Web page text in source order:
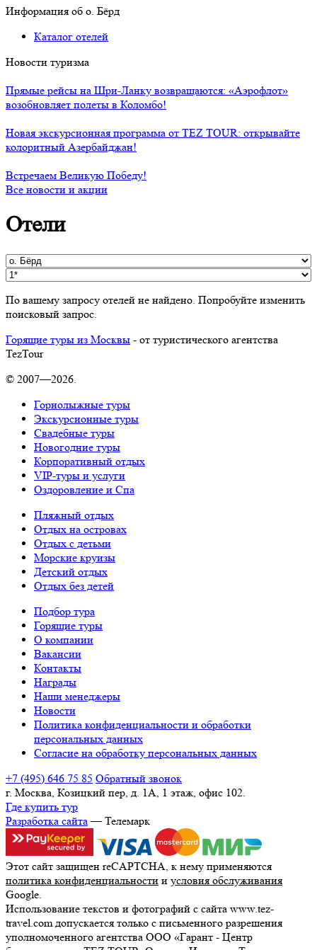
Информация об о. Бёрд
Каталог отелей
Новости туризма
Прямые рейсы на Шри-Ланку возвращаются: «Аэрофлот»
возобновляет полеты в Коломбо!
Новая экскурсионная программа от TEZ TOUR: открывайте
колоритный Азербайджан!
Встречаем Великую Победу!
Все новости и акции
Отели
По вашему запросу отелей не найдено. Попробуйте изменить
поисковый запрос.
Горящие туры из Москвы - от туристического агентства
TezTour
© 2007—2026.
Горнолыжные туры
Экскурсионные туры
Свадебные туры
Новогодние туры
Корпоративный отдых
VIP-туры и услуги
Оздоровление и Спа
Пляжный отдых
Отдых на островах
Отдых с детьми
Морские круизы
Детский отдых
Отдых без детей
Подбор тура
Горящие туры
О компании
Вакансии
Контакты
Награды
Наши менеджеры
Новости
Политика конфиденциальности и обработки
персональных данных
Согласие на обработку персональных данных
+7 (495) 646 75 85 Обратный звонок
г. Москва, Козицкий пер, д. 1А, 1 этаж, офис 102.
Где купить тур
Разработка сайта— Телемарк
Этот сайт защищен reCAPTCHA, к нему применяются
политика конфиденциальности и условия обслуживания
Google.
Использование текстов и фотографий с сайта www.tez-
travel.com допускается только с письменного разрешения
уполномоченного агентства ООО «Гарант - Центр